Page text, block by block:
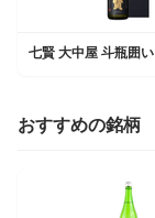
七賢 大中屋 斗瓶囲い
おすすめの銘柄